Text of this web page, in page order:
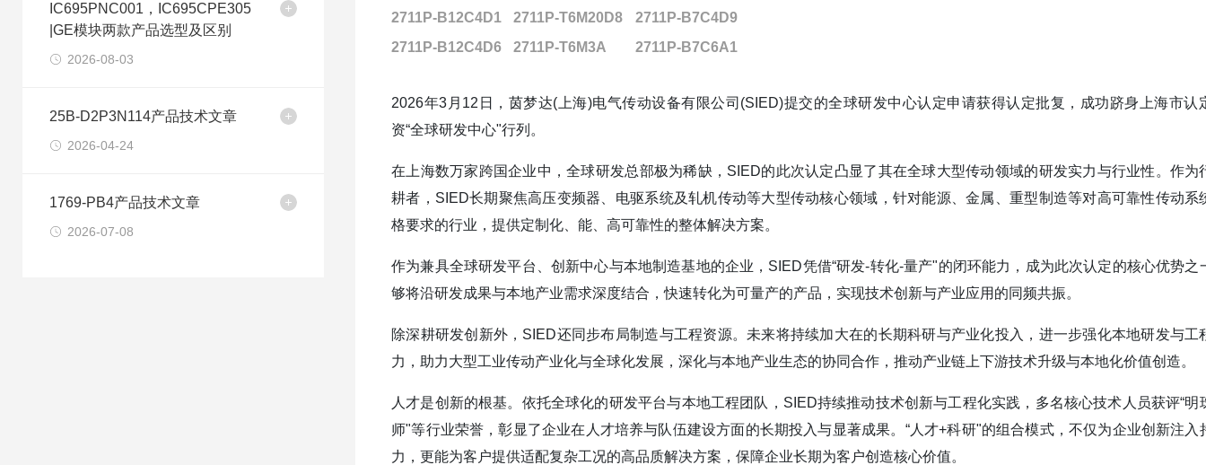
IC695PNC001，IC695CPE305
|GE模块两款产品选型及区别
2026-08-03
25B-D2P3N114产品技术文章
2026-04-24
1769-PB4产品技术文章
2026-07-08
2711P-B12C4D1
2711P-T6M20D8
2711P-B7C4D9
2711P-B12C4D6
2711P-T6M3A 2711P-B7C6A1
2026年3月12日，茵梦达(上海)电气传动设备有限公司(SIED)提交的全球研发中心认定申请获得认定批复，成功跻身上海市认
资“全球研发中心"行列。
在上海数万家跨国企业中，全球研发总部极为稀缺，SIED的此次认定凸显了其在全球大型传动领域的研发实力与行业性。作为
耕者，SIED长期聚焦高压变频器、电驱系统及轧机传动等大型传动核心领域，针对能源、金属、重型制造等对高可靠性传动系
格要求的行业，提供定制化、能、高可靠性的整体解决方案。
作为兼具全球研发平台、创新中心与本地制造基地的企业，SIED凭借“研发-转化-量产"的闭环能力，成为此次认定的核心优势之
够将沿研发成果与本地产业需求深度结合，快速转化为可量产的产品，实现技术创新与产业应用的同频共振。
除深耕研发创新外，SIED还同步布局制造与工程资源。未来将持续加大在的长期科研与产业化投入，进一步强化本地研发与工
力，助力大型工业传动产业化与全球化发展，深化与本地产业生态的协同合作，推动产业链上下游技术升级与本地化价值创造。
人才是创新的根基。依托全球化的研发平台与本地工程团队，SIED持续推动技术创新与工程化实践，多名核心技术人员获评“明
师"等行业荣誉，彰显了企业在人才培养与队伍建设方面的长期投入与显著成果。“人才+科研"的组合模式，不仅为企业创新注入
力，更能为客户提供适配复杂工况的高品质解决方案，保障企业长期为客户创造核心价值。